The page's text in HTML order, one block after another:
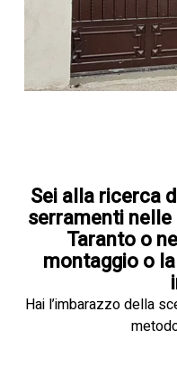
Sei alla ricerca
serramenti nelle
Taranto o
montaggio o
Hai l’imbarazzo della